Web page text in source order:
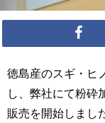
徳島産のスギ・ヒ
し、弊社にて粉砕
販売を開始しまし